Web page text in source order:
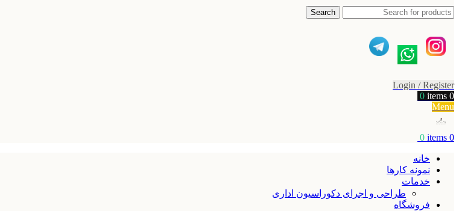
Search
Login / Register
0
items
0
Menu
0
items
0
خانه
نمونه کارها
خدمات
طراحی و اجرای دکوراسیون اداری
فروشگاه